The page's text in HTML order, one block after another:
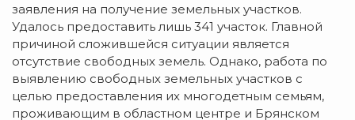
заявления на получение земельных участков.
Удалось предоставить лишь 341 участок. Главной
причиной сложившейся ситуации является
отсутствие свободных земель. Однако, работа по
выявлению свободных земельных участков с
целью предоставления их многодетным семьям,
проживающим в областном центре и Брянском